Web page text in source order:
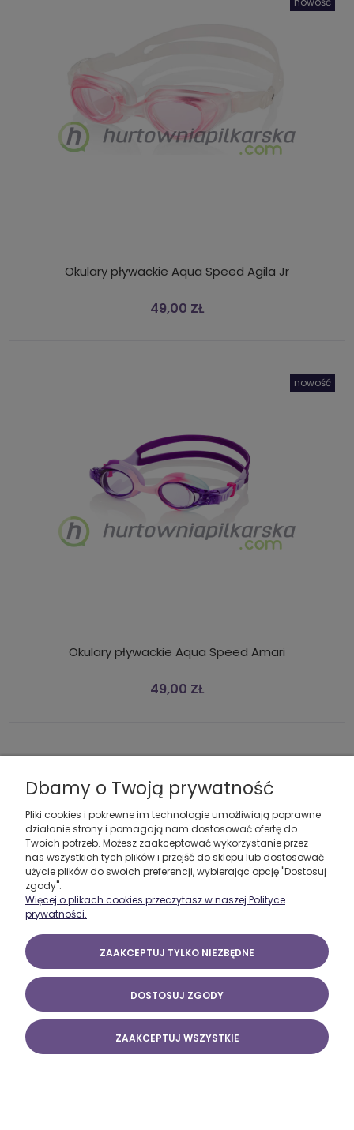
Okulary pływackie Aqua Speed Agila Jr
49,00 ZŁ
Okulary pływackie Aqua Speed Amari
49,00 ZŁ
nowość
Okulary pływackie Crowell Flo czarno-
pomarańczowe
Dbamy o Twoją prywatność
Pliki cookies i pokrewne im technologie umożliwiają poprawne
działanie strony i pomagają nam dostosować ofertę do
Twoich potrzeb. Możesz zaakceptować wykorzystanie przez
nas wszystkich tych plików i przejść do sklepu lub dostosować
użycie plików do swoich preferencji, wybierając opcję "Dostosuj
zgody".
Więcej o plikach cookies przeczytasz w naszej Polityce
prywatności.
ZAAKCEPTUJ TYLKO NIEZBĘDNE
DOSTOSUJ ZGODY
ZAAKCEPTUJ WSZYSTKIE